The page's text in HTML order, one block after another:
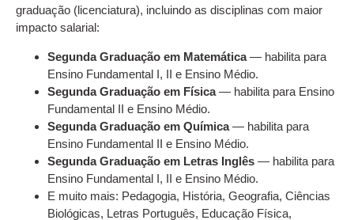
graduação (licenciatura), incluindo as disciplinas com maior
impacto salarial:
Segunda Graduação em Matemática— habilita para
Ensino Fundamental I, II e Ensino Médio.
Segunda Graduação em Física— habilita para Ensino
Fundamental II e Ensino Médio.
Segunda Graduação em Química— habilita para
Ensino Fundamental II e Ensino Médio.
Segunda Graduação em Letras Inglês — habilita para
Ensino Fundamental I, II e Ensino Médio.
E muito mais: Pedagogia, História, Geografia, Ciências
Biológicas, Letras Português, Educação Física,